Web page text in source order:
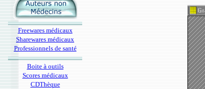
Freewares médicaux
Sharewares médicaux
Professionnels de santé
Boite à outils
Scores médicaux
CDThèque